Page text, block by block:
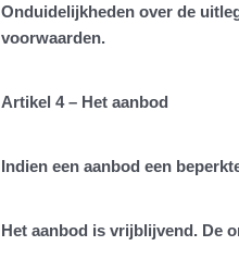
Onduidelijkheden over de
voorwaarden.
Artikel 4 – Het aanbod
Indien een aanbod een
Het aanbod is vrijblijvend. De